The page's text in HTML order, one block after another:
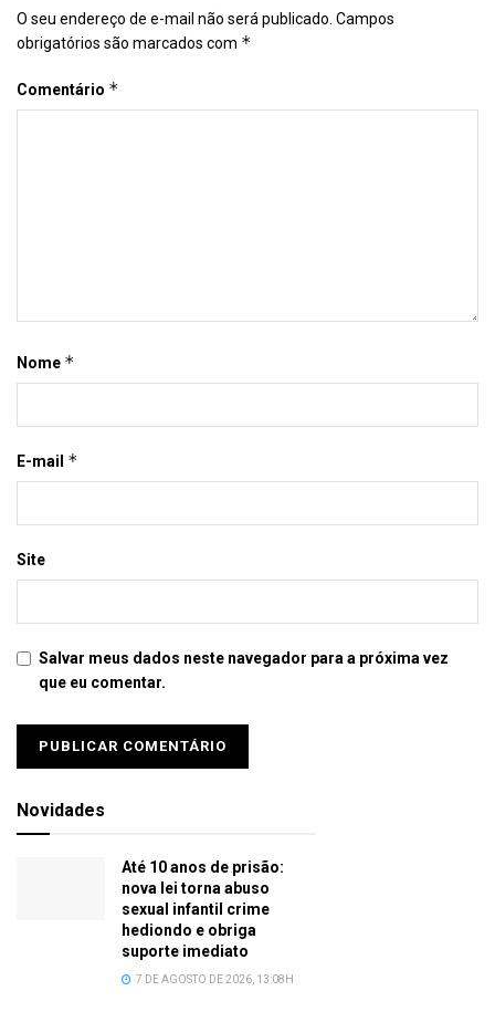
O seu endereço de e-mail não será publicado. Campos
obrigatórios são marcados com *
Comentário *
Nome *
E-mail *
Site
Salvar meus dados neste navegador para a próxima vez
que eu comentar.
Novidades
Até 10 anos de prisão:
nova lei torna abuso
sexual infantil crime
hediondo e obriga
suporte imediato
7 DE AGOSTO DE 2026, 13:08H